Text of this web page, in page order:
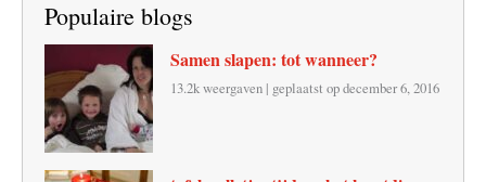
Populaire blogs
Samen slapen: tot wanneer?
13.2k weergaven | geplaatst op december 6, 2016